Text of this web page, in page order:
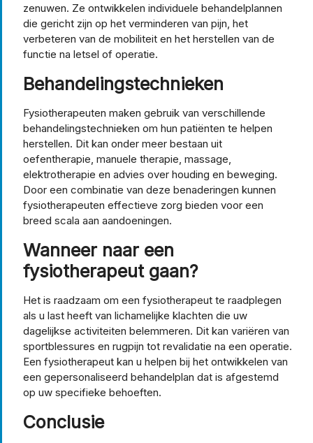
zenuwen. Ze ontwikkelen individuele behandelplannen
die gericht zijn op het verminderen van pijn, het
verbeteren van de mobiliteit en het herstellen van de
functie na letsel of operatie.
Behandelingstechnieken
Fysiotherapeuten maken gebruik van verschillende
behandelingstechnieken om hun patiënten te helpen
herstellen. Dit kan onder meer bestaan uit
oefentherapie, manuele therapie, massage,
elektrotherapie en advies over houding en beweging.
Door een combinatie van deze benaderingen kunnen
fysiotherapeuten effectieve zorg bieden voor een
breed scala aan aandoeningen.
Wanneer naar een
fysiotherapeut gaan?
Het is raadzaam om een fysiotherapeut te raadplegen
als u last heeft van lichamelijke klachten die uw
dagelijkse activiteiten belemmeren. Dit kan variëren van
sportblessures en rugpijn tot revalidatie na een operatie.
Een fysiotherapeut kan u helpen bij het ontwikkelen van
een gepersonaliseerd behandelplan dat is afgestemd
op uw specifieke behoeften.
Conclusie